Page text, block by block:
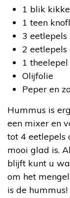
1 blik
1 teen
3 eetlepels
2 eetlepels
1
Olijfolie
Peper en
Hummus is
een mixer en
tot 4 eetlepels
mooi glad is.
blijft kunt u
om het
is de hummus!